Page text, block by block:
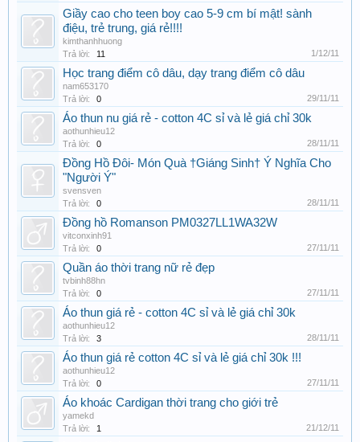
Giầy cao cho teen boy cao 5-9 cm bí mật! sành
điệu, trẻ trung, giá rẻ!!!!
kimthanhhuong
Trả lời:
11 1/12/11
Học trang điểm cô dâu, dạy trang điểm cô dâu
nam653170
Trả lời:
0 29/11/11
Áo thun nu giá rẻ - cotton 4C sỉ và lẻ giá chỉ 30k
aothunhieu12
Trả lời:
0 28/11/11
Đồng Hồ Đôi- Món Quà †Giáng Sinh† Ý Nghĩa Cho
"Người Ý"
svensven
Trả lời:
0 28/11/11
Đồng hồ Romanson PM0327LL1WA32W
vitconxinh91
Trả lời:
0 27/11/11
Quần áo thời trang nữ rẻ đẹp
tvbinh88hn
Trả lời:
0 27/11/11
Áo thun giá rẻ - cotton 4C sỉ và lẻ giá chỉ 30k
aothunhieu12
Trả lời:
3 28/11/11
Áo thun giá rẻ cotton 4C sỉ và lẻ giá chỉ 30k !!!
aothunhieu12
Trả lời:
0 27/11/11
Áo khoác Cardigan thời trang cho giới trẻ
yamekd
Trả lời:
1 21/12/11